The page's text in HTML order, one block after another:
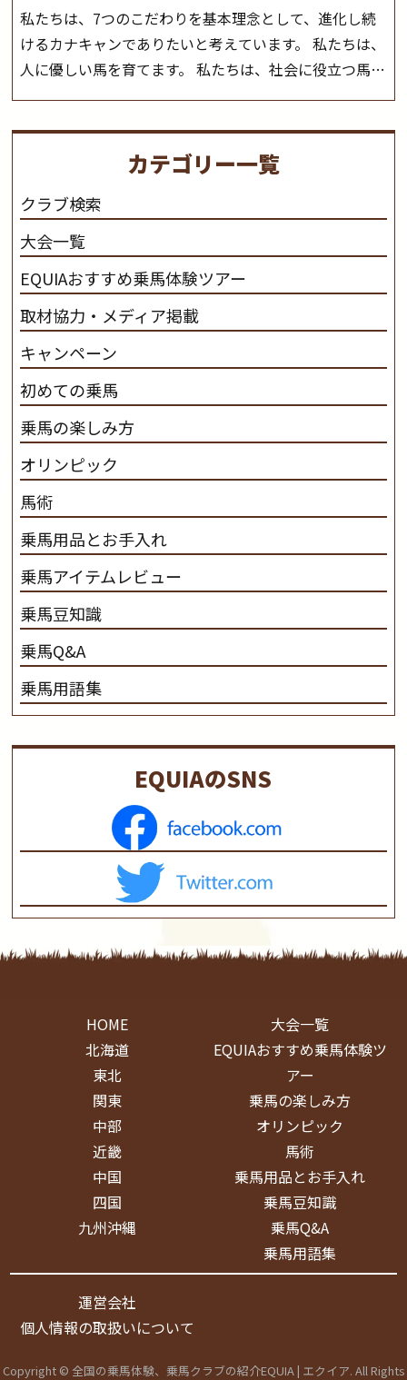
私たちは、7つのこだわりを基本理念として、進化し続
けるカナキャンでありたいと考えています。 私たちは、
人に優しい馬を育てます。 私たちは、社会に役立つ馬を
生産します。 私たちは、馬や人々に癒しとなる環境を守
さと魅力を追求します。 私たちは、馬の品種と血統にこ
だわります。 私たちは、乗用馬の質の向上を目指し、生
産･育成･調教を一貫して行います。カナディアンキャ
ンプ乗馬クラブ九州のツアー情報はこちら
カテゴリー一覧
クラブ検索
大会一覧
EQUIAおすすめ乗馬体験ツアー
取材協力・メディア掲載
キャンペーン
初めての乗馬
乗馬の楽しみ方
オリンピック
馬術
乗馬用品とお手入れ
乗馬アイテムレビュー
乗馬豆知識
乗馬Q&A
乗馬用語集
EQUIAのSNS
HOME
北海道
東北
関東
中部
近畿
中国
四国
九州沖縄
大会一覧
EQUIAおすすめ乗馬体験ツ
アー
乗馬の楽しみ方
オリンピック
馬術
乗馬用品とお手入れ
乗馬豆知識
乗馬Q&A
乗馬用語集
運営会社
個人情報の取扱いについて
Copyright © 全国の乗馬体験、乗馬クラブの紹介EQUIA | エクイア. All Rights